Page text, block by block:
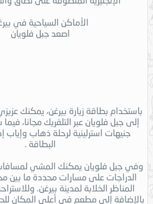
الأماكن السياحية في
اصعد جبل فلويان
باستخدام بطاقة زيارة بيرغن، يمكنك
جنيهات استرلينية لرحلة ذهاب وإياب
البطاقة .
وفي جبل فلويان يمكنك المشي
الدراجات على مسارات محددة ما بين
المناظر الخلابة لمدينة بيرغن.
بالإضافة إلى مطعم في أعلى المكان